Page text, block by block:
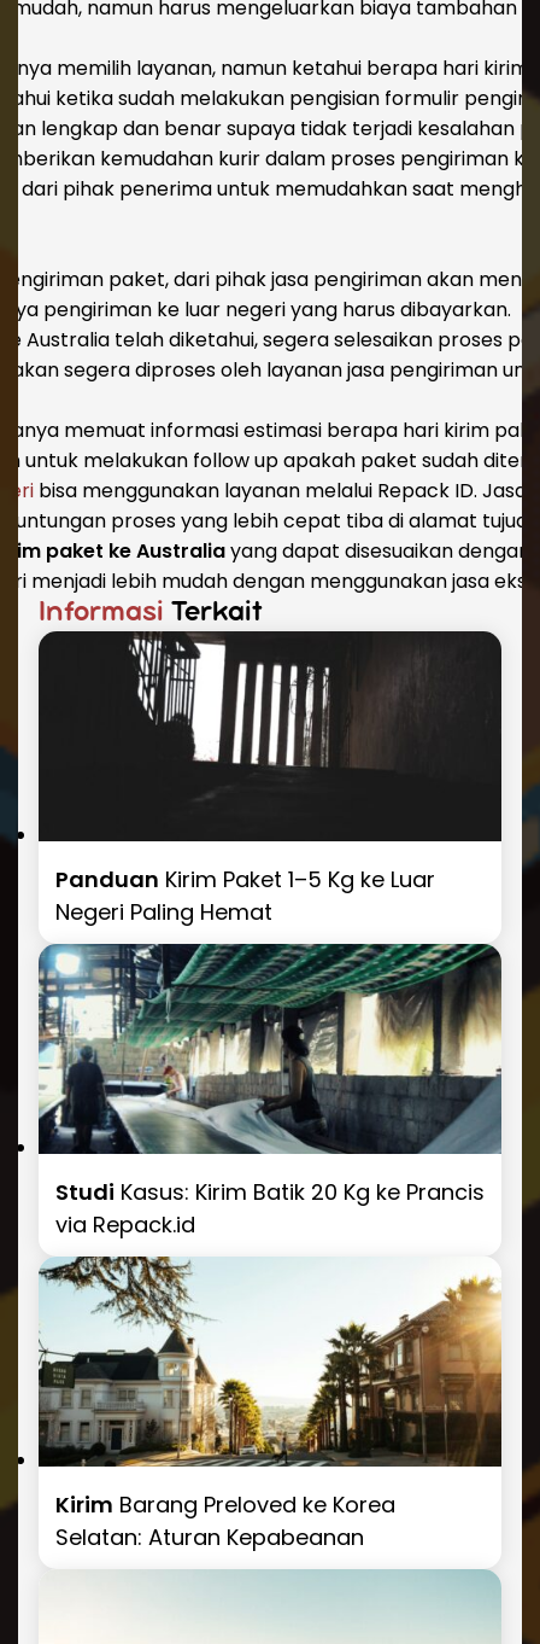
mudah, namun harus mengeluarkan biaya tambahan
memilih layanan, namun ketahui berapa hari
ketika sudah melakukan pengisian formulir
lengkap dan benar supaya tidak terjadi kesalahan
kemudahan kurir dalam proses pengiriman
dari pihak penerima untuk memudahkan saat
paket, dari pihak jasa pengiriman akan
pengiriman ke luar negeri yang harus dibayarkan.
Australia telah diketahui, segera selesaikan proses
segera diproses oleh layanan jasa pengiriman
memuat informasi estimasi berapa hari kirim
untuk melakukan follow up apakah paket sudah
bisa menggunakan layanan melalui Repack ID.
proses yang lebih cepat tiba di alamat
paket ke Australiayang dapat disesuaikan dengan
menjadi lebih mudah dengan menggunakan jasa
Informasi Terkait
Panduan Kirim Paket 1–5 Kg ke Luar
Negeri Paling Hemat
Studi Kasus: Kirim Batik 20 Kg ke Prancis
via Repack.id
Kirim Barang Preloved ke Korea
Selatan: Aturan Kepabeanan